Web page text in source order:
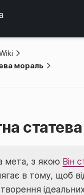
мораль
мета, з якою Він
в тому, щоб